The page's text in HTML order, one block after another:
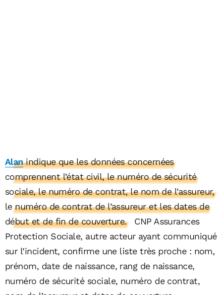
Alanindique que les données concernées
comprennent l’état civil, le numéro de sécurité
sociale, le numéro de contrat, le nom de l’assureur,
le numéro de contrat de l’assureur et les dates de
début et de fin de couverture.
CNP Assurances
Protection Sociale, autre acteur ayant communiqué
sur l’incident, confirme une liste très proche : nom,
prénom, date de naissance, rang de naissance,
numéro de sécurité sociale, numéro de contrat,